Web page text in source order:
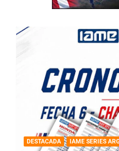
DESTACADA IAME SERIES